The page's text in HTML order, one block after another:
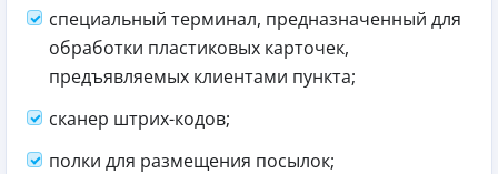
специальный терминал, предназначенный для
обработки пластиковых карточек,
предъявляемых клиентами пункта;
сканер штрих-кодов;
полки для размещения посылок;